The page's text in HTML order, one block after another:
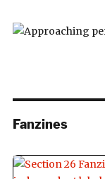
Fanzines